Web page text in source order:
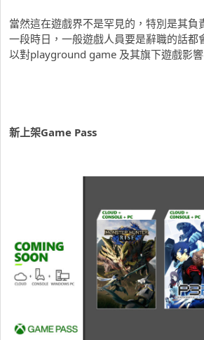
當然這在遊戲界不是罕見的，特別是其負
一段時日，一般遊戲人員要是辭職的話都
以對playground game 及其旗下遊戲影響
新上架Game Pass